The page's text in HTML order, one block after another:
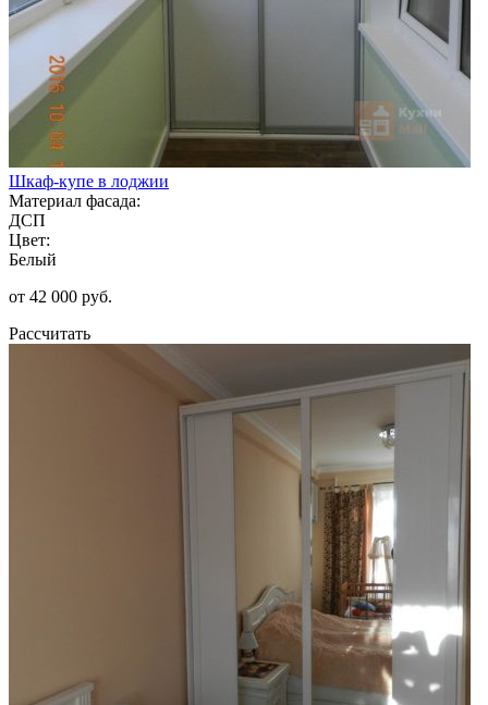
Шкаф-купе в лоджии
Материал фасада:
ДСП
Цвет:
Белый
от 42 000 руб.
Рассчитать